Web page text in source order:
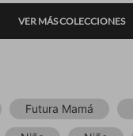
VER MÁS COLECCIONES
Futura Mamá